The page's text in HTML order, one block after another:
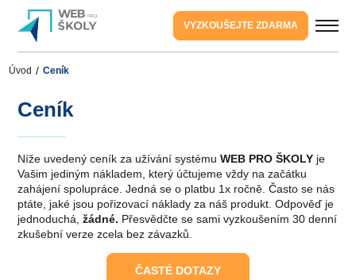
VYZKOUŠEJTE ZDARMA
Úvod Ceník
Ceník
Níže uvedený ceník za užívání systémuWEB PRO ŠKOLY je
Vašim jediným nákladem, který účtujeme vždy na začátku
zahájení spolupráce. Jedná se o platbu 1x ročně. Často se nás
ptáte, jaké jsou pořizovací náklady za náš produkt. Odpověď je
jednoduchá,žádné. Přesvědčte se sami vyzkoušením30 denní
zkušební verze zcela bez závazků.
ČASTÉ DOTAZY